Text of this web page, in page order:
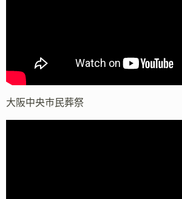
大阪中央市民葬祭